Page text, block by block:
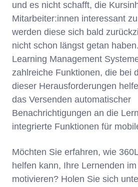
und es nicht schafft, die
Mitarbeiter:innen interessant
werden diese sich bald
nicht schon längst getan
Learning Management
zahlreiche Funktionen, die bei
dieser Herausforderungen
das Versenden automatischer
Benachrichtigungen an die
integrierte Funktionen für
Möchten Sie erfahren, wie
helfen kann, Ihre Lernenden
motivieren? Holen Sie sich